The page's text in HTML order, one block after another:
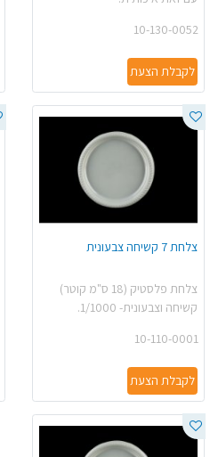
10-130-0052
לקבלת הצעת
צלחת 7 קשיחה צבעונית
צלחת פלסטיק (18 ס"מ קוטר)
קשיחה וצבעונית- 1/1000.
10-110-0001
לקבלת הצעת